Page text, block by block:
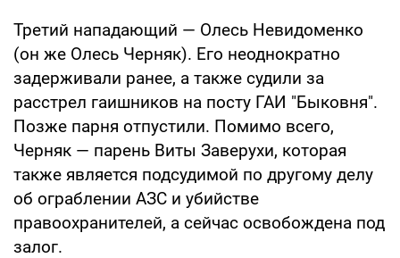
Третий нападающий — Олесь Невидоменко
(он же Олесь Черняк). Его неоднократно
задерживали ранее, а также судили за
расстрел гаишников на посту ГАИ "Быковня".
Позже парня отпустили. Помимо всего,
Черняк — парень Виты Заверухи, которая
также является подсудимой по другому делу
об ограблении АЗС и убийстве
правоохранителей, а сейчас освобождена под
залог.